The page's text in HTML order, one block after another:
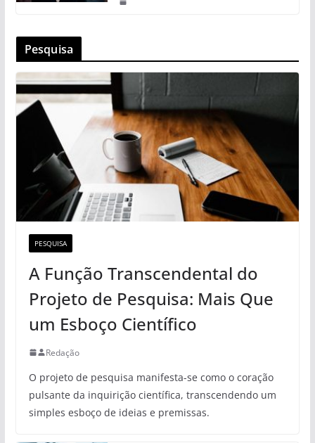
Pesquisa
PESQUISA
A Função Transcendental do
Projeto de Pesquisa: Mais Que
um Esboço Científico
Redação
O projeto de pesquisa manifesta-se como o coração
pulsante da inquirição científica, transcendendo um
simples esboço de ideias e premissas.